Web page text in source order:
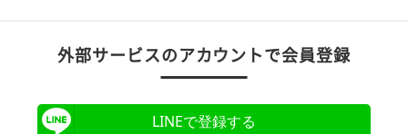
外部サービスのアカウントで会員登録
LINEで登録する